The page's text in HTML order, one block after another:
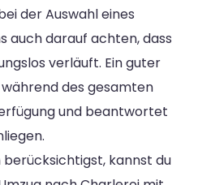
der Auswahl eines
auch darauf achten, dass
verläuft. Ein guter
des gesamten
und beantwortet
berücksichtigst, kannst du